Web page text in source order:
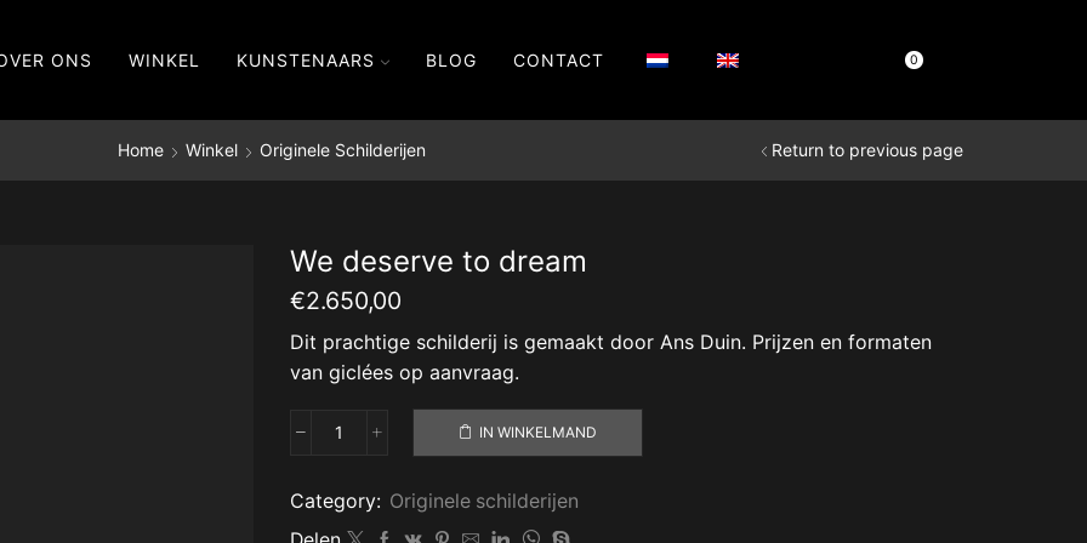
ONS WINKEL KUNSTENAARS BLOG CONTACT 0
Home Winkel Originele Schilderijen Return to previous page
We deserve to dream
€2.650,00
Dit prachtige schilderij is gemaakt door Ans Duin. Prijzen en formaten
van giclées op aanvraag.
We
dream
IN WINKELMAND
Category: Originele schilderijen